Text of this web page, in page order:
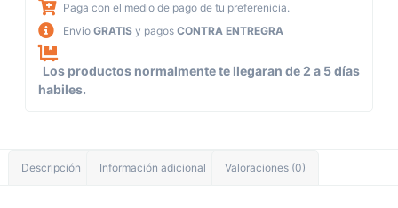
Paga con el medio de pago de tu preferenicia.
Envio GRATISy pagos CONTRA ENTREGRA
Los productos normalmente te llegaran de 2 a 5 días
habiles.
Descripción Información adicional Valoraciones (0)